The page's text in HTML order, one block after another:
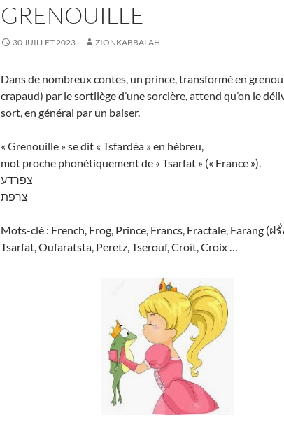
GRENOUILLE
30 JUILLET 2023 ZIONKABBALAH
Dans de nombreux contes, un prince, transformé en
crapaud) par le sortilège d’une sorcière, attend qu’on le
sort, en général par un baiser.
« Grenouille » se dit « Tsfardéa » en hébreu,
mot proche phonétiquement de « Tsarfat » (« France »).
צפרדע
צרפת
Mots-clé : French, Frog, Prince, Francs, Fractale, Farang (ฝรั่
Tsarfat, Oufaratsta, Peretz, Tserouf, Croît, Croix …